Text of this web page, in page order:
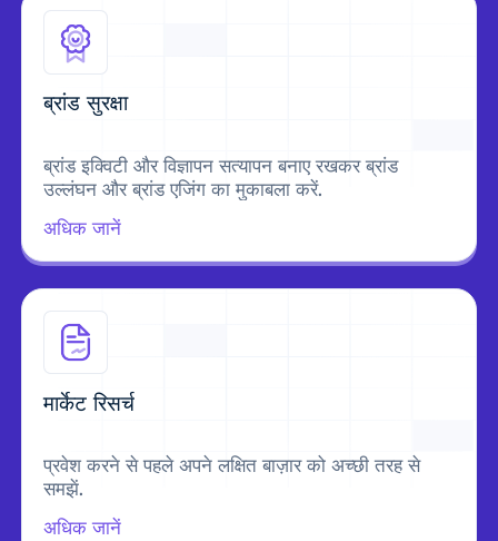
ब्रांड सुरक्षा
ब्रांड इक्विटी और विज्ञापन सत्यापन बनाए रखकर ब्रांड
उल्लंघन और ब्रांड एजिंग का मुकाबला करें.
अधिक जानें
मार्केट रिसर्च
प्रवेश करने से पहले अपने लक्षित बाज़ार को अच्छी तरह से
समझें.
अधिक जानें